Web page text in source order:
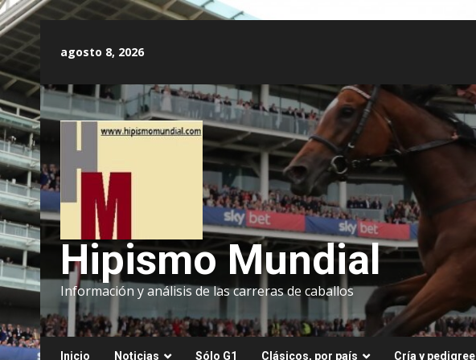
contenido
agosto 8, 2026
Hipismo Mundial
Información y análisis de las carreras de caballos
Inicio Noticias Sólo G1 Clásicos, por país Cría y pedigree